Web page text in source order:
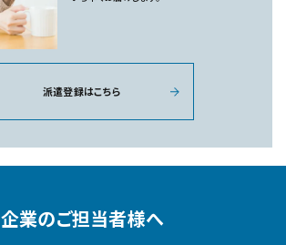
派遣登録はこちら
企業のご担当者様へ